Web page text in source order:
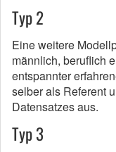
Typ 2
Eine weitere
männlich, beruflich
entspannter
selber als Referent
Datensatzes aus.
Typ 3